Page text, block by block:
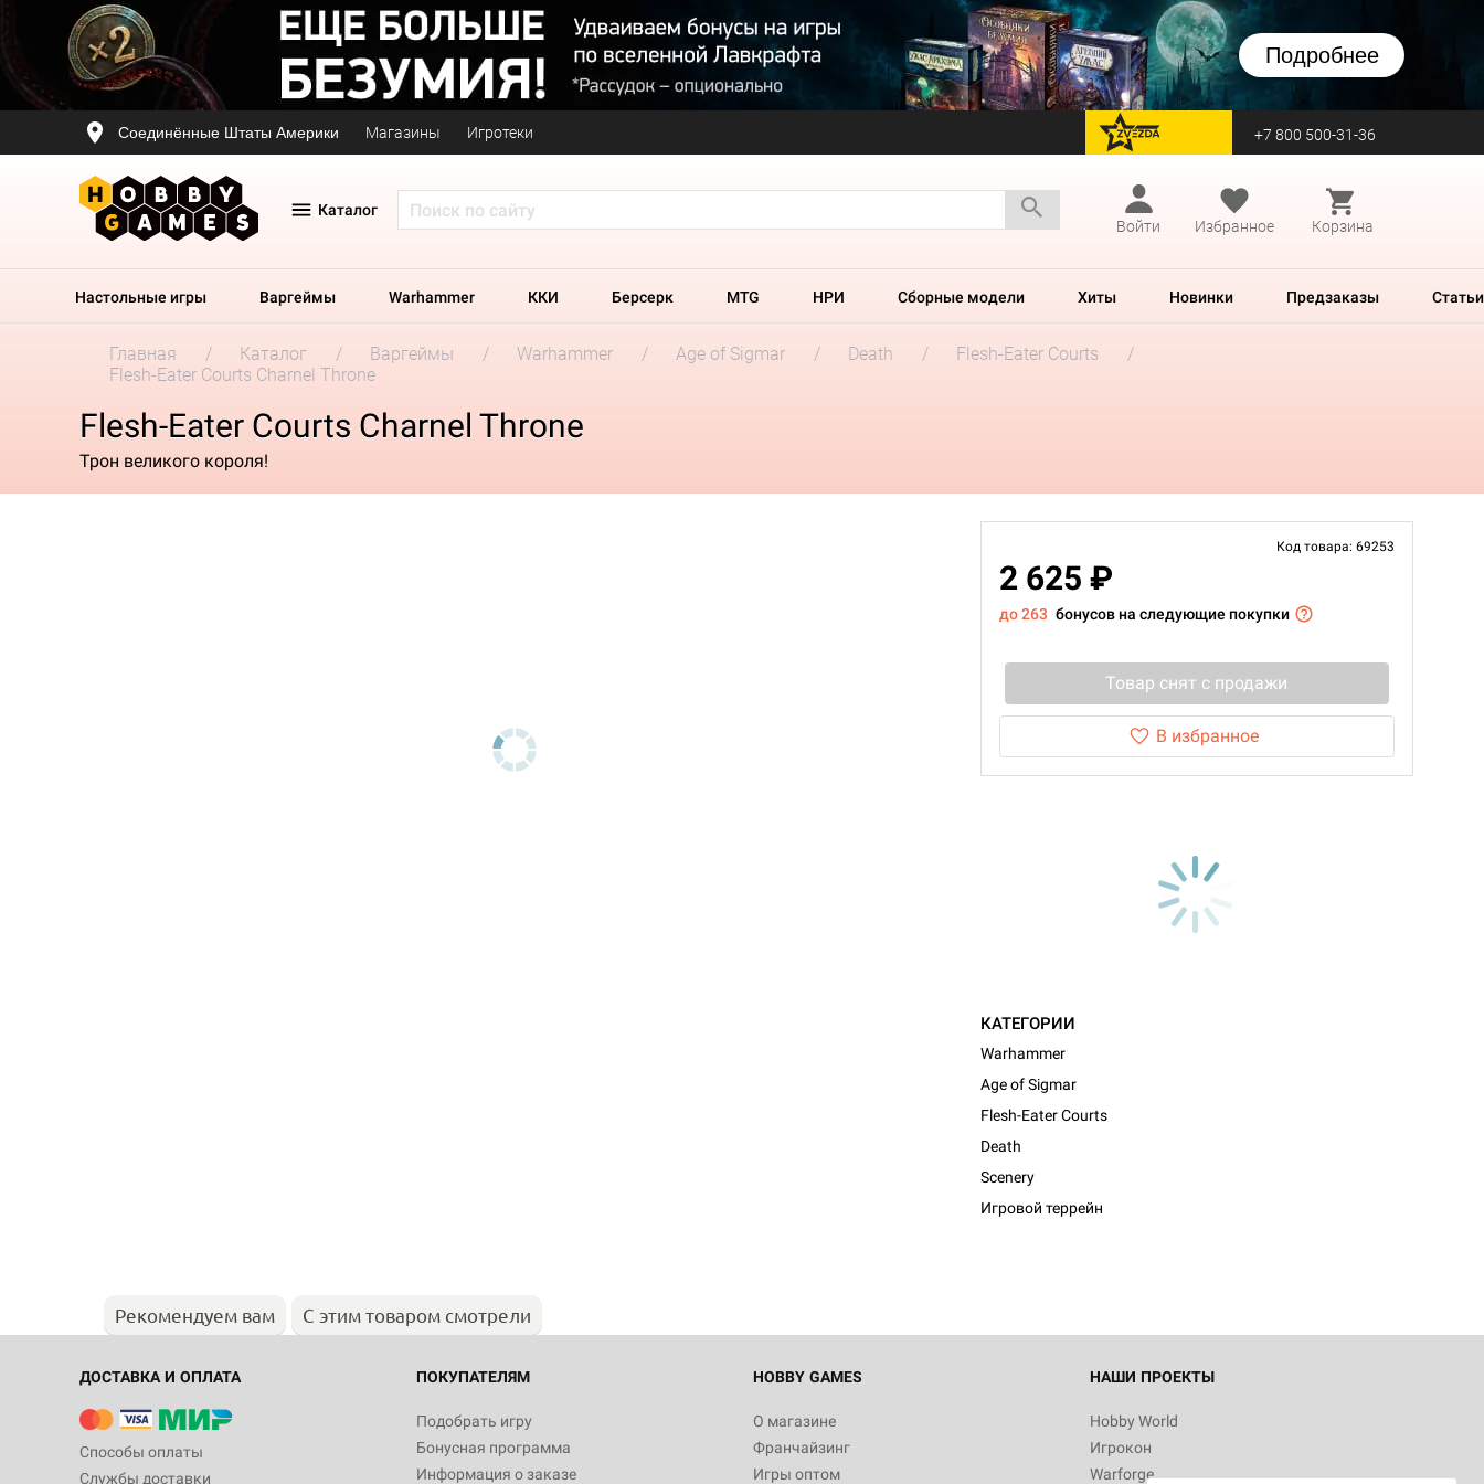
Подробнее
Соединённые Штаты Америки Магазины Игротеки перейти на Zvezda +7 800 500-31-36
Каталог
Войти
Избранное Корзина
Настольные игры Варгеймы Warhammer ККИ Берсерк MTG НРИ Сборные модели Хиты Новинки Предзаказы Статьи
Главная Каталог Варгеймы Warhammer Age of Sigmar Death
Flesh-Eater Courts
Flesh-Eater Courts Charnel Throne
Flesh-Eater Courts Charnel Throne
Трон великого короля!
Код товара: 69253
2 625 ₽
до 263 бонусов на следующие покупки
Товар снят с продажи
В избранное
КАТЕГОРИИ
Warhammer
Age of Sigmar
Flesh-Eater Courts
Death
Scenery
Игровой террейн
Рекомендуем вам С этим товаром смотрели
ДОСТАВКА И ОПЛАТА
Способы оплаты
Службы доставки
ПОКУПАТЕЛЯМ
Подобрать игру
Бонусная программа
Информация о заказе
HOBBY GAMES
О магазине
Франчайзинг
Игры оптом
НАШИ ПРОЕКТЫ
Hobby World
Игрокон
Warforge